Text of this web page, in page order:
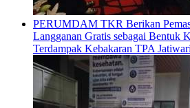
PERUMDAM TKR Berikan
Langganan Gratis sebagai Bentuk
Terdampak Kebakaran TPA